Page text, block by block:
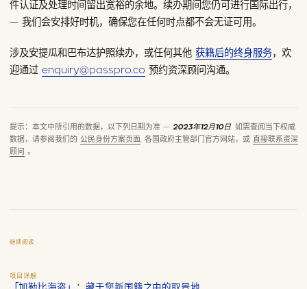
件认证及处理时间留出宽裕的余地。续办期间您仍可进行国际出行，
— 我们会安排好时机，确保您在任何时点都不会无证可用。
涉及安提瓜和巴布达护照续办，或任何其他 获籍后的终身服务，欢
迎通过 enquiry@passpro.co 预约资深顾问沟通。
提示：本文中所引用的数据，以下列日期为准 — 2023年12月10日. 如需查阅当下权威
数据，请参阅我们的 公民身份方案页面 , 各国政府主管部门官方网站，或 直接联系资深
顾问
。
继续阅读
项目详解